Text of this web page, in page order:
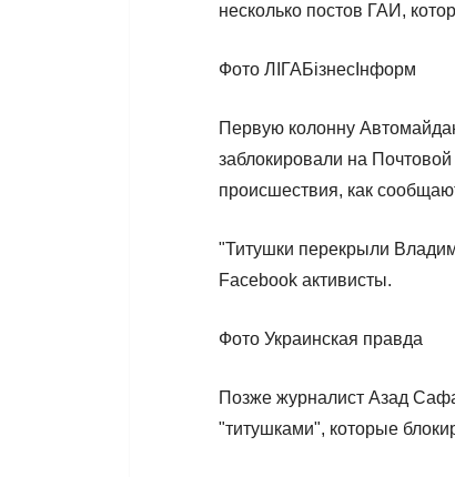
несколько постов ГАИ,
Фото ЛІГАБізнесІнформ
Первую колонну
заблокировали на
происшествия, как
"Титушки перекрыли
Facebook активисты.
Фото Украинская правда
Позже журналист Азад
"титушками", которые